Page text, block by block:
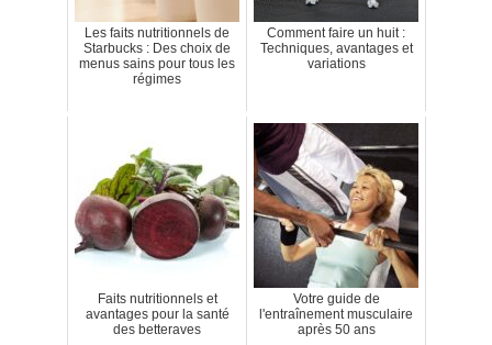
Les faits nutritionnels de
Starbucks : Des choix de
menus sains pour tous les
régimes
Comment faire un huit :
Techniques, avantages et
variations
Faits nutritionnels et
avantages pour la santé
des betteraves
Votre guide de
l'entraînement musculaire
après 50 ans